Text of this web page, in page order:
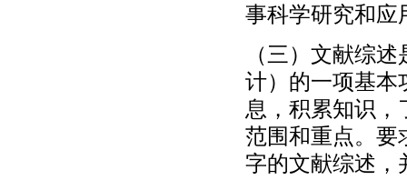
事科学研究和应
（三）文献综
计）的一项基本
息，积累知识，
范围和重点。要
字的文献综述，